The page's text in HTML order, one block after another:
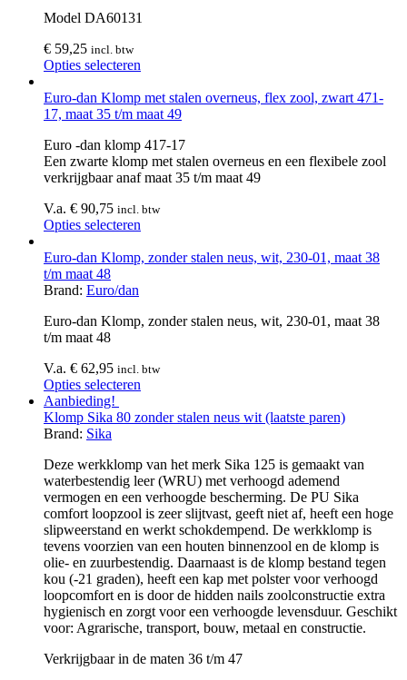
Model DA60131
€ 59,25 incl. btw
Opties selecteren
Euro-dan Klomp met stalen overneus, flex zool, zwart 471-
17, maat 35 t/m maat 49
Euro -dan klomp 417-17
Een zwarte klomp met stalen overneus en een flexibele zool
verkrijgbaar anaf maat 35 t/m maat 49
V.a. € 90,75 incl. btw
Opties selecteren
Euro-dan Klomp, zonder stalen neus, wit, 230-01, maat 38
t/m maat 48
Brand: Euro/dan
Euro-dan Klomp, zonder stalen neus, wit, 230-01, maat 38
t/m maat 48
V.a. € 62,95 incl. btw
Opties selecteren
Aanbieding!
Klomp Sika 80 zonder stalen neus wit (laatste paren)
Brand: Sika
Deze werkklomp van het merk Sika 125 is gemaakt van
waterbestendig leer (WRU) met verhoogd ademend
vermogen en een verhoogde bescherming. De PU Sika
comfort loopzool is zeer slijtvast, geeft niet af, heeft een hoge
slipweerstand en werkt schokdempend. De werkklomp is
tevens voorzien van een houten binnenzool en de klomp is
olie- en zuurbestendig. Daarnaast is de klomp bestand tegen
kou (-21 graden), heeft een kap met polster voor verhoogd
loopcomfort en is door de hidden nails zoolconstructie extra
hygienisch en zorgt voor een verhoogde levensduur. Geschikt
voor: Agrarische, transport, bouw, metaal en constructie.
Verkrijgbaar in de maten 36 t/m 47